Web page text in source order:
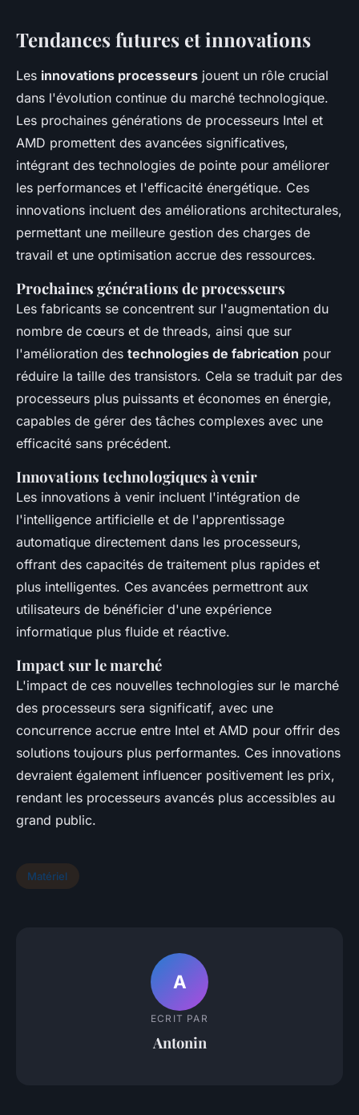
Tendances futures et innovations
Les innovations processeurs jouent un rôle crucial
dans l'évolution continue du marché technologique.
Les prochaines générations de processeurs Intel et
AMD promettent des avancées significatives,
intégrant des technologies de pointe pour améliorer
les performances et l'efficacité énergétique. Ces
innovations incluent des améliorations architecturales,
permettant une meilleure gestion des charges de
travail et une optimisation accrue des ressources.
Prochaines générations de processeurs
Les fabricants se concentrent sur l'augmentation du
nombre de cœurs et de threads, ainsi que sur
l'amélioration des technologies de fabrication pour
réduire la taille des transistors. Cela se traduit par des
processeurs plus puissants et économes en énergie,
capables de gérer des tâches complexes avec une
efficacité sans précédent.
Innovations technologiques à venir
Les innovations à venir incluent l'intégration de
l'intelligence artificielle et de l'apprentissage
automatique directement dans les processeurs,
offrant des capacités de traitement plus rapides et
plus intelligentes. Ces avancées permettront aux
utilisateurs de bénéficier d'une expérience
informatique plus fluide et réactive.
Impact sur le marché
L'impact de ces nouvelles technologies sur le marché
des processeurs sera significatif, avec une
concurrence accrue entre Intel et AMD pour offrir des
solutions toujours plus performantes. Ces innovations
devraient également influencer positivement les prix,
rendant les processeurs avancés plus accessibles au
grand public.
Matériel
A
ECRIT PAR
Antonin